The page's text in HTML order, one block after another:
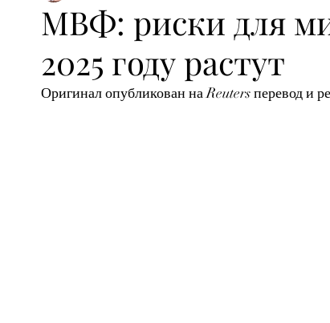
МВФ: риски для
2025 году растут
Оригинал опубликован на Reuters перевод и